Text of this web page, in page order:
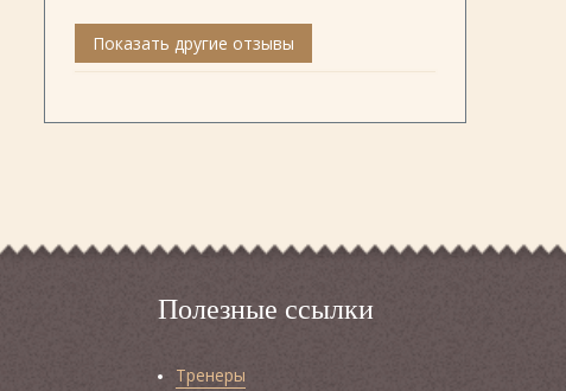
Показать другие отзывы
Полезные ссылки
Тренеры